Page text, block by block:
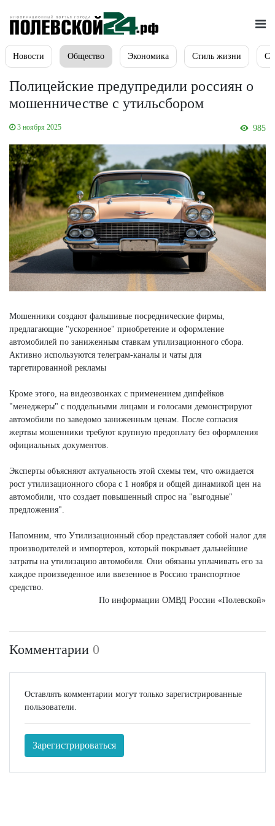
Новости Общество Экономика Стиль жизни
Полицейские предупредили россиян о
мошенничестве с утильсбором
3 ноября 2025 985
Мошенники создают фальшивые посреднические фирмы,
предлагающие "ускоренное" приобретение и оформление
автомобилей по заниженным ставкам утилизационного сбора.
Активно используются телеграм-каналы и чаты для
таргетированной рекламы
Кроме этого, на видеозвонках с применением дипфейков
"менеджеры" с поддельными лицами и голосами демонстрируют
автомобили по заведомо заниженным ценам. После согласия
жертвы мошенники требуют крупную предоплату без оформления
официальных документов.
Эксперты объясняют актуальность этой схемы тем, что ожидается
рост утилизационного сбора с 1 ноября и общей динамикой цен на
автомобили, что создает повышенный спрос на "выгодные"
предложения".
Напомним, что Утилизационный сбор представляет собой налог для
производителей и импортеров, который покрывает дальнейшие
затраты на утилизацию автомобиля. Они обязаны уплачивать его за
каждое произведенное или ввезенное в Россию транспортное
средство.
По информации ОМВД России «Полевской»
Комментарии 0
Оставлять комментарии могут только зарегистрированные
пользователи.
Зарегистрироваться